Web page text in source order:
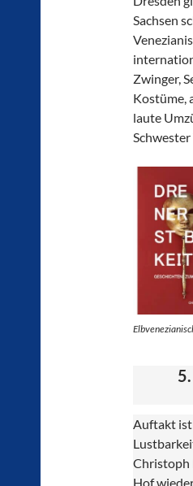
Sachsen
Zwinger,
Kostüme,
laute
Auftakt ist
Christoph
Hof